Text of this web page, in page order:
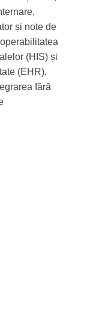
și note de
(HIS) și
(EHR),
fără